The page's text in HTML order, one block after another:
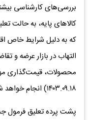
بررسی‌‌‌های کارشناسی
کالاهای پایه، به حالت
که به دلیل شرایط خاص
التهاب در بازار عرضه و
محصولات، قیمت‌‌‌گذاری
۱۴۰۳.۰۹.۱۸) انجام خواهد شد.
پشت پرده تعلیق فرمول